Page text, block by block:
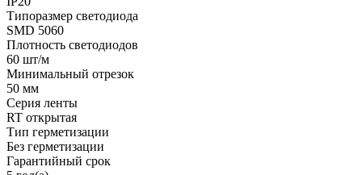
Типоразмер светодиода
SMD 5060
Плотность светодиодов
60 шт/м
Минимальный отрезок
50 мм
Серия ленты
RT открытая
Тип герметизации
Без герметизации
Гарантийный срок